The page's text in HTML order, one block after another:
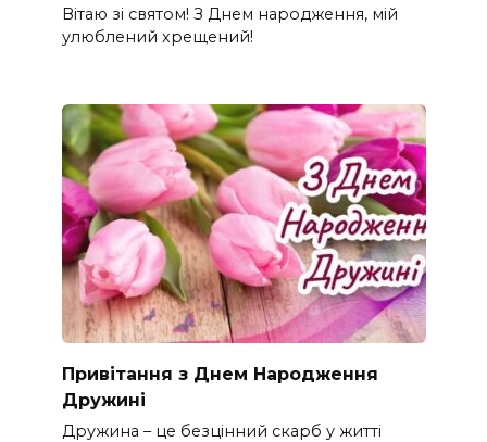
Вітаю зі святом! З Днем народження, мій
улюблений хрещений!
Привітання з Днем Народження
Дружині
Дружина – це безцінний скарб у житті